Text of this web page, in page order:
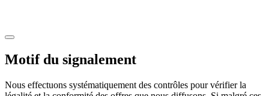
Motif du signalement
Nous effectuons systématiquement des contrôles pour vérifier la